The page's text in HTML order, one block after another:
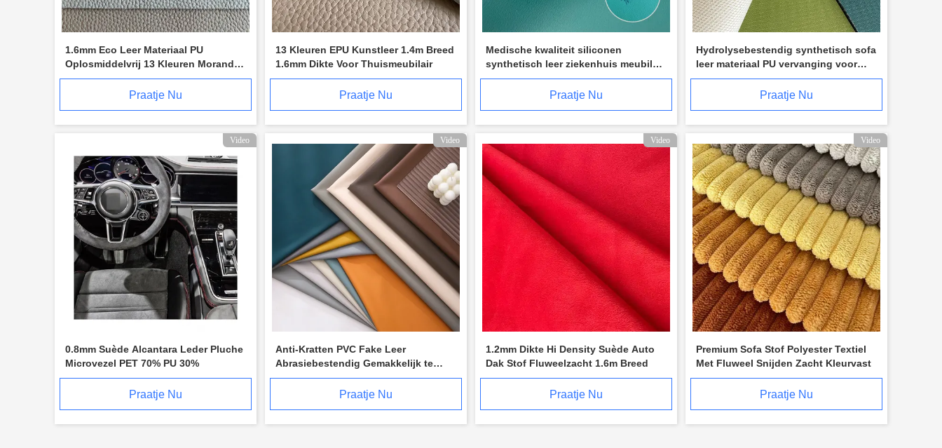
1.6mm Eco Leer Materiaal PU
Oplosmiddelvrij 13 Kleuren Morandi
Stijl Litchi Patroon
Praatje Nu
13 Kleuren EPU Kunstleer 1.4m Breed
1.6mm Dikte Voor Thuismeubilair
Praatje Nu
Medische kwaliteit siliconen
synthetisch leer ziekenhuis meubilair
bedbekleding
Praatje Nu
Hydrolysebestendig synthetisch sofa
leer materiaal PU vervanging voor
buitengebruik
Praatje Nu
Video
0.8mm Suède Alcantara Leder Pluche
Microvezel PET 70% PU 30%
Praatje Nu
Video
Anti-Kratten PVC Fake Leer
Abrasiebestendig Gemakkelijk te
reinigen Oppervlak tt051
Praatje Nu
Video
1.2mm Dikte Hi Density Suède Auto
Dak Stof Fluweelzacht 1.6m Breed
Praatje Nu
Video
Premium Sofa Stof Polyester Textiel
Met Fluweel Snijden Zacht Kleurvast
Praatje Nu